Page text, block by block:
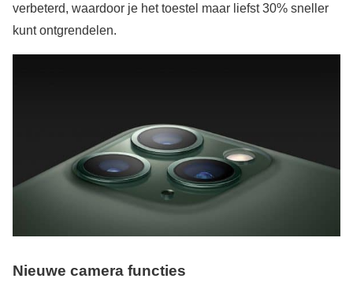
verbeterd, waardoor je het toestel maar liefst 30% sneller
kunt ontgrendelen.
Nieuwe camera functies